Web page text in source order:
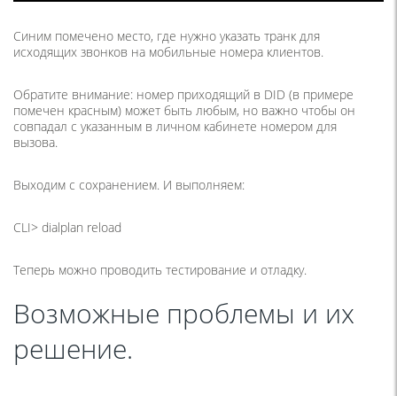
Синим помечено место, где нужно указать транк для
исходящих звонков на мобильные номера клиентов.
Обратите внимание: номер приходящий в DID (в примере
помечен красным) может быть любым, но важно чтобы он
совпадал с указанным в личном кабинете номером для
вызова.
Выходим с сохранением. И выполняем:
CLI> dialplan reload
Теперь можно проводить тестирование и отладку.
Возможные проблемы и их
решение.